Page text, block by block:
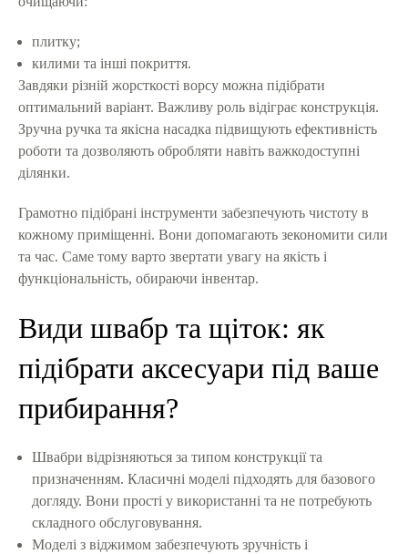
плитку;
килими та інші покриття.
Завдяки різній жорсткості ворсу можна підібрати
оптимальний варіант. Важливу роль відіграє конструкція.
Зручна ручка та якісна насадка підвищують ефективність
роботи та дозволяють обробляти навіть важкодоступні
ділянки.
Грамотно підібрані інструменти забезпечують чистоту в
кожному приміщенні. Вони допомагають зекономити сили
та час. Саме тому варто звертати увагу на якість і
функціональність, обираючи інвентар.
Види швабр та щіток: як
підібрати аксесуари під ваше
прибирання?
Швабри відрізняються за типом конструкції та
призначенням. Класичні моделі підходять для базового
догляду. Вони прості у використанні та не потребують
складного обслуговування.
Моделі з віджимом забезпечують зручність і